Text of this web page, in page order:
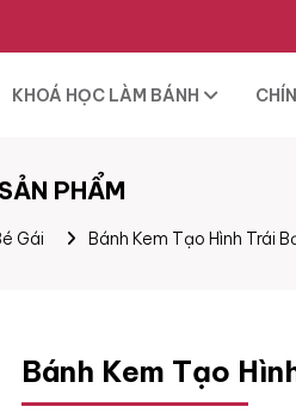
KHOÁ HỌC LÀM BÁNH
PHẨM
Gái Bánh Kem Tạo Hình Trái
Bánh Kem Tạo